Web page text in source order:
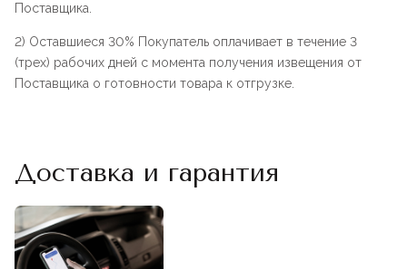
Поставщика.
2) Оставшиеся 30% Покупатель оплачивает в течение 3
(трех) рабочих дней с момента получения извещения от
Поставщика о готовности товара к отгрузке.
Доставка и гарантия